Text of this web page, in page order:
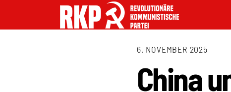
6. NOVEMBER 2025
China